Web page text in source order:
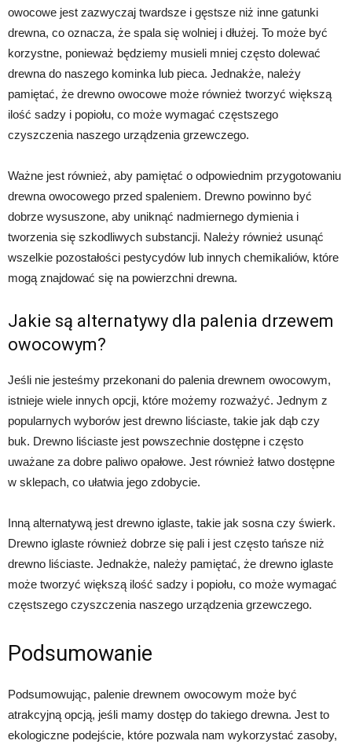
owocowe jest zazwyczaj twardsze i gęstsze niż inne gatunki
drewna, co oznacza, że spala się wolniej i dłużej. To może być
korzystne, ponieważ będziemy musieli mniej często dolewać
drewna do naszego kominka lub pieca. Jednakże, należy
pamiętać, że drewno owocowe może również tworzyć większą
ilość sadzy i popiołu, co może wymagać częstszego
czyszczenia naszego urządzenia grzewczego.
Ważne jest również, aby pamiętać o odpowiednim przygotowaniu
drewna owocowego przed spaleniem. Drewno powinno być
dobrze wysuszone, aby uniknąć nadmiernego dymienia i
tworzenia się szkodliwych substancji. Należy również usunąć
wszelkie pozostałości pestycydów lub innych chemikaliów, które
mogą znajdować się na powierzchni drewna.
Jakie są alternatywy dla palenia drzewem
owocowym?
Jeśli nie jesteśmy przekonani do palenia drewnem owocowym,
istnieje wiele innych opcji, które możemy rozważyć. Jednym z
popularnych wyborów jest drewno liściaste, takie jak dąb czy
buk. Drewno liściaste jest powszechnie dostępne i często
uważane za dobre paliwo opałowe. Jest również łatwo dostępne
w sklepach, co ułatwia jego zdobycie.
Inną alternatywą jest drewno iglaste, takie jak sosna czy świerk.
Drewno iglaste również dobrze się pali i jest często tańsze niż
drewno liściaste. Jednakże, należy pamiętać, że drewno iglaste
może tworzyć większą ilość sadzy i popiołu, co może wymagać
częstszego czyszczenia naszego urządzenia grzewczego.
Podsumowanie
Podsumowując, palenie drewnem owocowym może być
atrakcyjną opcją, jeśli mamy dostęp do takiego drewna. Jest to
ekologiczne podejście, które pozwala nam wykorzystać zasoby,